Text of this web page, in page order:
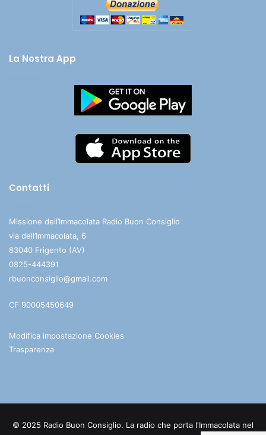
La Nostra App
Contatti
Missione dell’Immacolata Radio Buon Consiglio
via dell’Immacolata, 6
83040 Frigento (AV)
0825-444391
rbuonconsiglio@gmail.com
CF 90005450649
Modifica impostazione Cookies
Trasparenza
© 2025 Radio Buon Consiglio. La radio che porta l'Immacolata nel